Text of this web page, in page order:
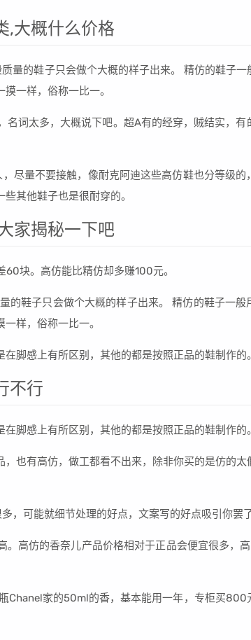
,大概什么价格
量的鞋子只会做个大概的样子出来。 精仿的鞋子一
一样，俗称一比一。
词太多，大概说下吧。超A有的经穿，贼结实，有
尽量不要接触，像耐克阿迪这些高仿鞋也分等级的
其他鞋子也是很耐穿的。
家揭秘一下吧
块。高仿能比精仿却多赚100元。
的鞋子只会做个大概的样子出来。 精仿的鞋子一般
样，俗称一比一。
脚感上有所区别，其他的都是按照正品的鞋制作的。
不行
脚感上有所区别，其他的都是按照正品的鞋制作的。
也有高仿，做工都看不出来，除非你买的是仿的太
可能就细节处理的好点，文案写的好点吸引你罢了
。高仿的香奈儿产品价格相对于正品会便宜很多，
Chanel家的50ml的香，基本能用一年，专柜买800